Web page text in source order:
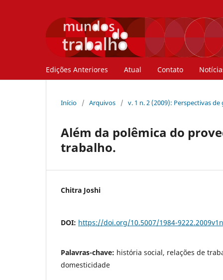
Edições Anteriores Atual Contato
Início / Arquivos / v. 1 n. 2 (2009): Perspectivas
Além da polêmica do
trabalho.
Chitra Joshi
DOI: https://doi.org/10.5007/1984-
Palavras-chave: história social, relações de
domesticidade